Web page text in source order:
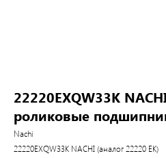
22220EXQW33K
роликовые
Nachi
22220EXQW33K NACHI (аналог 22220 EK)